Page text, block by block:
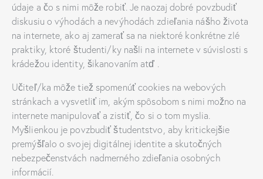
údaje a čo s nimi môže robiť. Je naozaj dobré povzbudiť
diskusiu o výhodách a nevýhodách zdieľania nášho života
na internete, ako aj zamerať sa na niektoré konkrétne zlé
praktiky, ktoré študenti/ky našli na internete v súvislosti s
krádežou identity, šikanovaním atď .
Učiteľ/ka môže tiež spomenúť cookies na webových
stránkach a vysvetliť im, akým spôsobom s nimi možno na
internete manipulovať a zistiť, čo si o tom myslia.
Myšlienkou je povzbudiť študentstvo, aby kritickejšie
premýšľalo o svojej digitálnej identite a skutočných
nebezpečenstvách nadmerného zdieľania osobných
informácií.